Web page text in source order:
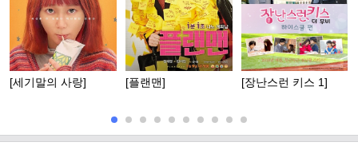
[세기말의 사랑] [플랜맨] [장난스런 키스 1]